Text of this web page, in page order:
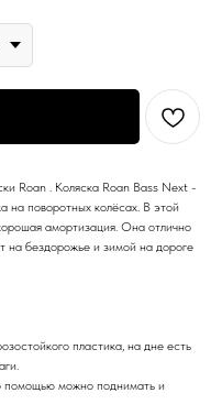
Roan . Коляска Roan Bass Next -
на поворотных колёсах. В этой
амортизация. Она отлично
на бездорожье и зимой на дороге
пластика, на дне есть
помощью можно поднимать и